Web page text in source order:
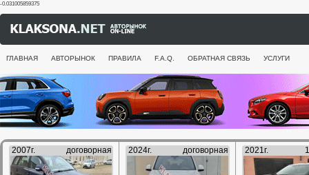
-0.031005859375
ГЛАВНАЯ АВТОРЫНОК ПРАВИЛА F.A.Q. ОБРАТНАЯ СВЯЗЬ УСЛУГИ
2007г. договорная 2024г. договорная 2021г.